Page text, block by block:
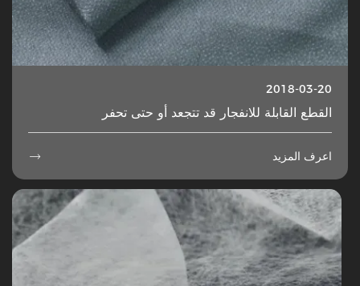
2018-03-20
القطع القابلة للانفجار قد تتجعد أو حتى تحفر
اعرف المزيد 